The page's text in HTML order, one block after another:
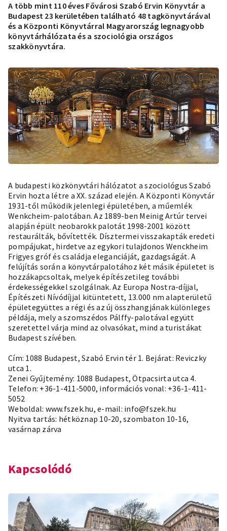
A több mint 110 éves Fővárosi Szabó Ervin Könyvtár a
Budapest 23 kerületében található 48 tagkönyvtárával
és a Központi Könyvtárral Magyarország legnagyobb
könyvtárhálózata és a szociológia országos
szakkönyvtára.
A budapesti közkönyvtári hálózatot a szociológus Szabó
Ervin hozta létre a XX. század elején. A Központi Könyvtár
1931-től működik jelenlegi épületében, a műemlék
Wenkcheim-palotában. Az 1889-ben Meinig Artúr tervei
alapján épült neobarokk palotát 1998-2001 között
restaurálták, bővítették. Dísztermei visszakapták eredeti
pompájukat, hirdetve az egykori tulajdonos Wenckheim
Frigyes gróf és családja eleganciáját, gazdagságát. A
felújítás során a könyvtárpalotához két másik épületet is
hozzákapcsoltak, melyek építészetileg további
érdekességekkel szolgálnak. Az Europa Nostra-díjjal,
Építészeti Nívódíjjal kitüntetett, 13.000 nm alapterületű
épületegyüttes a régi és az új összhangjának különleges
példája, mely a szomszédos Pálffy-palotával együtt
szeretettel várja mind az olvasókat, mind a turistákat
Budapest szívében.
Cím: 1088 Budapest, Szabó Ervin tér 1. Bejárat: Reviczky
utca 1.
Zenei Gyűjtemény: 1088 Budapest, Ötpacsirta utca 4.
Telefon: +36-1-411-5000, információs vonal: +36-1-411-
5052
Weboldal: www.fszek.hu, e-mail: info@fszek.hu
Nyitva tartás: hétköznap 10-20, szombaton 10-16,
vasárnap zárva
Kapcsolódó